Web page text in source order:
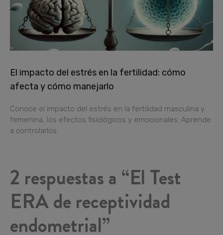
El impacto del estrés en la fertilidad: cómo
afecta y cómo manejarlo
Conoce el impacto del estrés en la fertilidad masculina y
femenina, los efectos fisiológicos y emocionales. Aprende
a controlarlos
2 respuestas a “El Test
ERA de receptividad
endometrial”